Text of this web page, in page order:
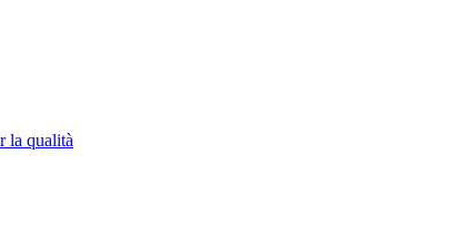
la qualità